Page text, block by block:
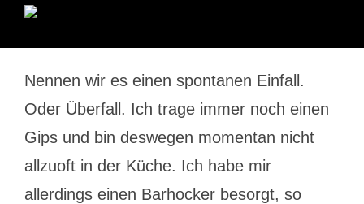
Nennen wir es einen spontanen Einfall.
Oder Überfall. Ich trage immer noch einen
Gips und bin deswegen momentan nicht
allzuoft in der Küche. Ich habe mir
allerdings einen Barhocker besorgt, so